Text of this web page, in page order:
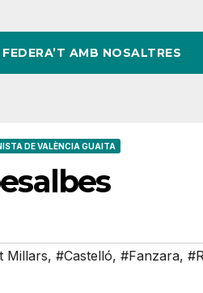
FEDERA’T AMB NOSALTRES
DE VALÈNCIA GUAITA
Millars, #Castelló, #Fanzara,